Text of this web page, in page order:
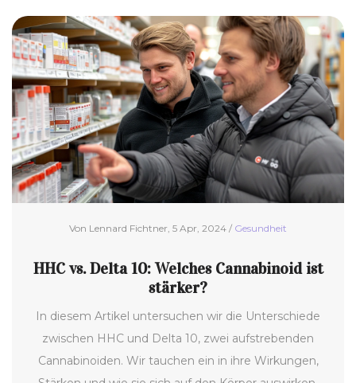
Von Lennard Fichtner, 5 Apr, 2024 / Gesundheit
HHC vs. Delta 10: Welches Cannabinoid ist
stärker?
In diesem Artikel untersuchen wir die Unterschiede
zwischen HHC und Delta 10, zwei aufstrebenden
Cannabinoiden. Wir tauchen ein in ihre Wirkungen,